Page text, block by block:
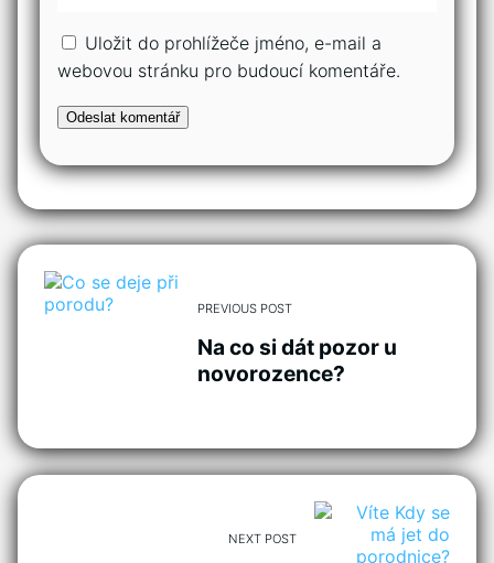
Uložit do prohlížeče jméno, e-mail a
webovou stránku pro budoucí komentáře.
PREVIOUS POST
Na co si dát pozor u
novorozence?
NEXT POST